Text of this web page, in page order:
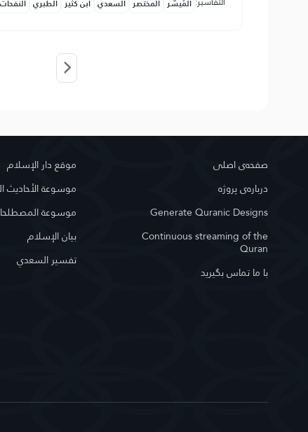
المُيسَّر المختصر السعدي ابن كثير الطبري
صفحه‌ى اصلى
درباره‌ى پروژه
Generate Quranic Designs
Continuous streaming of the
Quran
با ما تماس بگیرید
موقع دار الإسلام
موسوعة الأحاديث
موسوعة
بيان الإسلام
تفسير السعدي